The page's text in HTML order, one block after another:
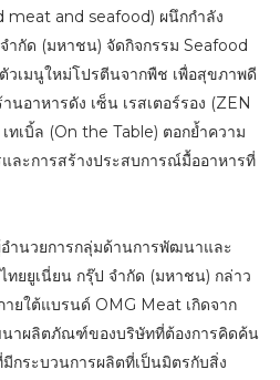
and seafood) ผนึกกำลัง
ำกัด (มหาชน) จัดกิจกรรม Seafood
วเมนูใหม่โปรตีนจากพืช เพื่อสุขภาพดี
อาหารดัง เซ็น เรสเตอร์รอง (ZEN
ทเบิ้ล (On the Table) ตอกย้ำความ
ละการสร้างประสบการณ์มื้ออาหารที่
นวยการกลุ่มด้านการพัฒนาและ
ทยยูเนี่ยน กรุ๊ป จำกัด (มหาชน) กล่าว
ยใต้แบรนด์ OMG Meat เกิดจาก
นาผลิตภัณฑ์ของบริษัทที่ต้องการคิดค้น
ระบวนการผลิตที่เป็นมิตรกับสิ่ง